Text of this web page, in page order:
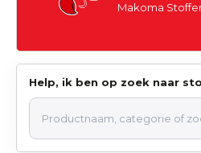
Makoma
Help, ik ben op zoek naar